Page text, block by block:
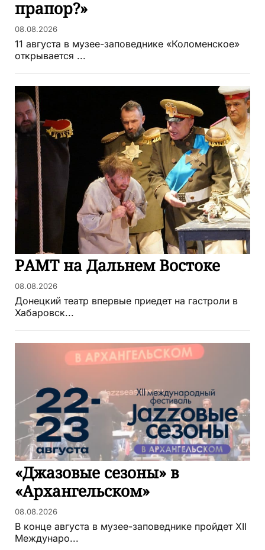
прапор?»
08.08.2026
11 августа в музее-заповеднике «Коломенское»
открывается ...
РАМТ на Дальнем Востоке
08.08.2026
Донецкий театр впервые приедет на гастроли в
Хабаровск...
«Джазовые сезоны» в
«Архангельском»
08.08.2026
В конце августа в музее-заповеднике пройдет XII
Междунаро...